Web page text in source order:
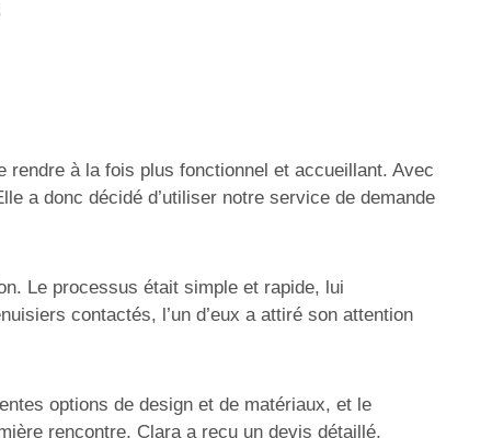
rendre à la fois plus fonctionnel et accueillant. Avec
a donc décidé d’utiliser notre service de demande
Le processus était simple et rapide, lui
contactés, l’un d’eux a attiré son attention
options de design et de matériaux, et le
rencontre, Clara a reçu un devis détaillé,